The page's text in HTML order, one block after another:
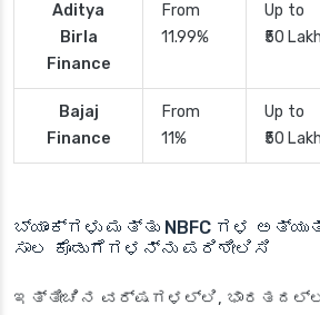
Aditya
Birla
Finance
From
11.99%
Up to
₹50
Bajaj
Finance
From
11%
Up to
₹50
ಬ್ಯಾಂಕ್‌ಗಳು ಮತ್ತು NBFC ಗಳ
ಸಾಲ ಕೊಡುಗೆಗಳನ್ನು ಪರಿಶೀಲಿಸಿ
ಇತ್ತೀಚಿನ ವರ್ಷಗಳಲ್ಲಿ, ಭಾರತದಲ್ಲಿ